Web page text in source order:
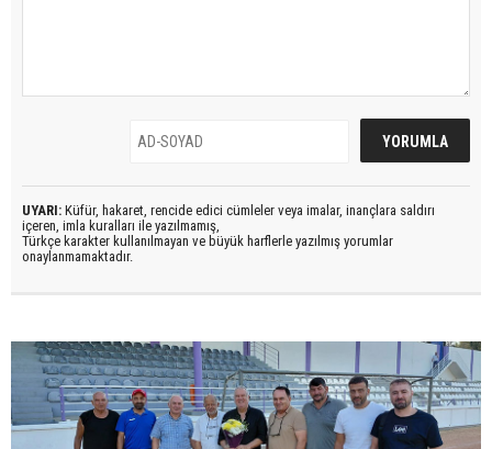
UYARI: Küfür, hakaret, rencide edici cümleler veya imalar, inançlara saldırı
içeren, imla kuralları ile yazılmamış,
Türkçe karakter kullanılmayan ve büyük harflerle yazılmış yorumlar
onaylanmamaktadır.